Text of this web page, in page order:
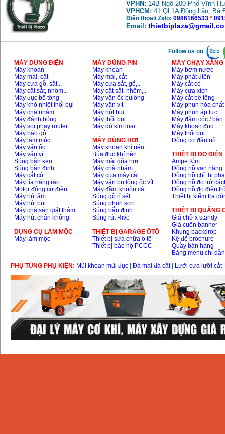
VPHN: 14B Ngõ 200 Phố Vĩnh
VPHCM: 41 QL1A Đông Lân, Bà
Điện thoại/ Zalo: 0986166533 *
Email:
Follow us on:
MÁY DÙNG ĐIỆN
Máy khoan
Máy mài, cắt
Máy cưa gỗ, sắt,..
Máy cắt sắt, nhôm,..
Máy đục bê tông
Máy khò nhiệt thổi bụi
Máy chà nhám
Máy đánh bóng
Máy soi phay router
Máy bào gỗ
Máy làm mộc
Máy vặn ốc
Máy vặn vít
Súng bắn keo
Súng bắn đinh
Máy cắt cỏ
Máy tỉa hàng rào
Motor động cơ điện
Máy hút ẩm
Máy hút bụi
Máy chà sàn giặt thảm
Máy hút chân không
DỤNG CỤ LÀM MỘC
Máy làm mộc
MÁY DÙNG PIN
Máy khoan
Máy mài, cắt
Máy cưa sắt, gỗ,..
Máy cắt sắt, nhôm,..
Máy vặn ốc bulông
Máy vặn vít
Máy hút bụi
Máy thổi bụi
Máy dò kim loại
MÁY DÙNG HƠI
Máy khoan khí nén
Búa đục khí nén
Máy mài dũa hơi
Máy chà nhám
Máy cưa máy cắt
Máy vặn bu lông ốc vít
Máy đầm khuôn cát
Súng gõ rỉ sét
Súng phun sơn
Súng bắn đinh
Súng rút Rive
THIÊT BỊ GARAGE ÔTÔ
Thiết bị sửa chữa ô tô
Thiết bị bảo hộ PCCC
MÁY CHẠY
Máy bơm nước
Máy phát điện
Máy cắt cỏ
Máy cưa xích
Máy cắt bê tông
Máy phun hóa chất
Máy phun áp lực
Máy đầm cóc / bàn
Máy khoan đục
Máy thổi bụi
Động cơ đầu nổ
THIÊT BỊ ĐO ĐIỆN
Ampe Kìm
Đồng hồ vạn năng
Đồng hồ chỉ thị pha
Đồng hồ đo trở
Đồng hồ đo điện
Thiết bị kiểm tra
THIỆT BỊ QUẢNG
Giá chữ x standy
Giá cuốn banner
Khung backdrop
Kệ để brochure
Quầy bán hàng
Bảng menu chỉ dẫn
PHỤ TÙNG PHỤ KIỆN: Mũi khoan mũi đục Đá mài đá cắt| Lưỡi cưa lưỡi cắt